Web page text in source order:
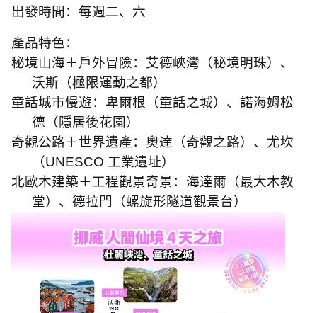
出發時間：每週二、六
產品特色：
秘境山海＋戶外冒險：艾德峽灣（秘境明珠）、
沃斯（極限運動之都）
童話城市慢遊：卑爾根（童話之城）、諾海姆松
德（隱居後花園）
奇觀公路＋世界遺產：奧達（奇觀之路）、尤坎
（UNESCO 工業遺址）
北歐木建築＋工程觀景奇景：海達爾（最大木教
堂）、德拉門（螺旋形隧道觀景台）